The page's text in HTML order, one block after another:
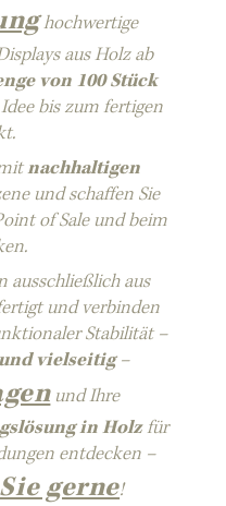
hochwertige
aus Holz ab
von 100 Stück
bis zum fertigen
nachhaltigen
und schaffen Sie
of Sale und beim
ausschließlich aus
und verbinden
Stabilität –
vielseitig–
und Ihre
in Holzfür
entdecken –
gerne!